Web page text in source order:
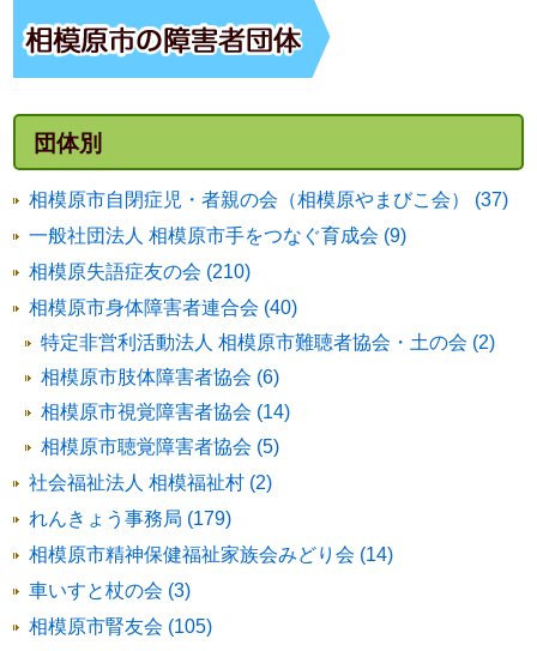
団体別
相模原市自閉症児・者親の会（相模原やまびこ会） (37)
一般社団法人 相模原市手をつなぐ育成会 (9)
相模原失語症友の会 (210)
相模原市身体障害者連合会 (40)
特定非営利活動法人 相模原市難聴者協会・土の会 (2)
相模原市肢体障害者協会 (6)
相模原市視覚障害者協会 (14)
相模原市聴覚障害者協会 (5)
社会福祉法人 相模福祉村 (2)
れんきょう事務局 (179)
相模原市精神保健福祉家族会みどり会 (14)
車いすと杖の会 (3)
相模原市腎友会 (105)